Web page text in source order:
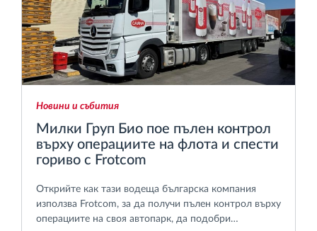
Новини и събития
Милки Груп Био пое пълен контрол
върху операциите на флота и спести
гориво с Frotcom
Открийте как тази водеща българска компания
използва Frotcom, за да получи пълен контрол върху
операциите на своя автопарк, да подобри